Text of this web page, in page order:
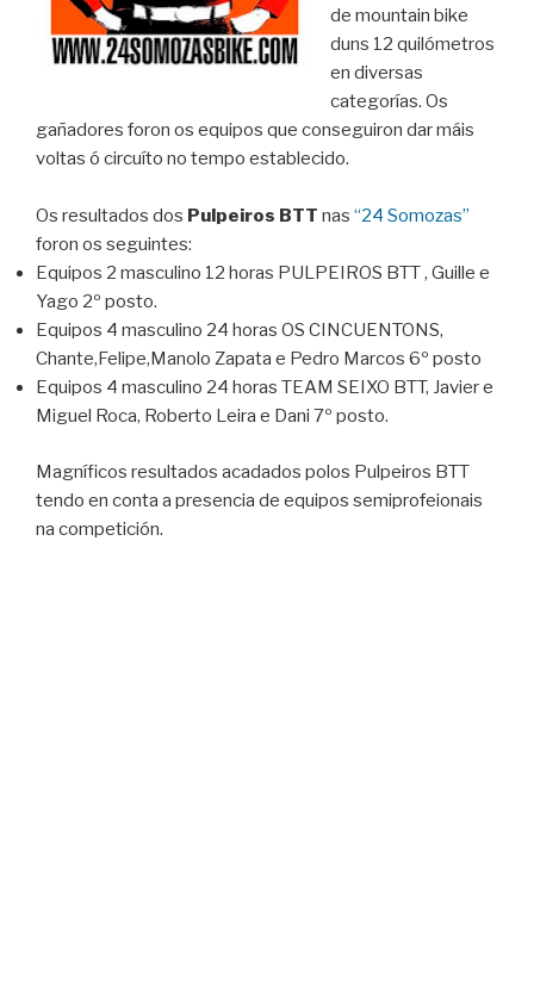
de mountain bike
duns 12 quilómetros
en diversas
categorías. Os
gañadores foron os equipos que conseguiron dar máis
voltas ó circuíto no tempo establecido.
Os resultados dos Pulpeiros BTT nas “24 Somozas”
foron os seguintes:
Equipos 2 masculino 12 horas PULPEIROS BTT , Guille e
Yago 2º posto.
Equipos 4 masculino 24 horas OS CINCUENTONS,
Chante,Felipe,Manolo Zapata e Pedro Marcos 6º posto
Equipos 4 masculino 24 horas TEAM SEIXO BTT, Javier e
Miguel Roca, Roberto Leira e Dani 7º posto.
Magníficos resultados acadados polos Pulpeiros BTT
tendo en conta a presencia de equipos semiprofeionais
na competición.